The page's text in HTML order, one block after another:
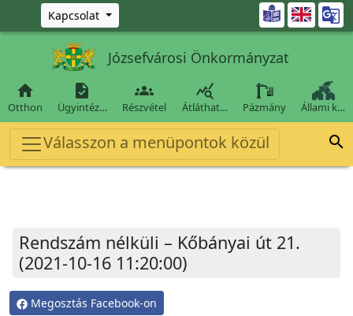
Ugrás a fő tartalomra
Kapcsolat 
Józsefvárosi Önkormányzat

Otthon

Ügyintéz…

Részvétel

Átláthat… Pázmány Állami k…
Válasszon a menüpontok közül 
Rendszám nélküli – Kőbányai út 21.
(2021-10-16 11:20:00)
Megosztás Facebook-on